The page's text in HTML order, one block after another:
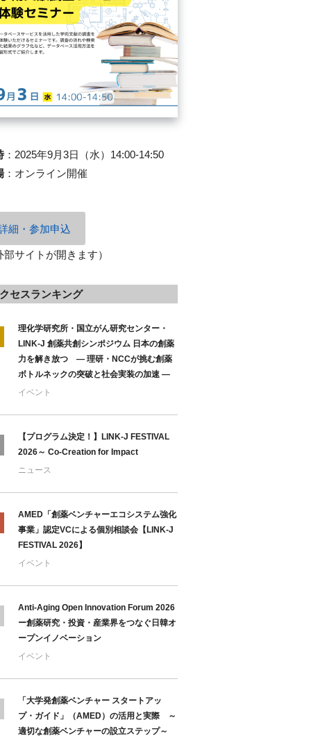
： 2025年9月3日（水）14:00-14:50
： オンライン開催
細・参加申込
部サイトが開きます）
セスランキング
理化学研究所・国立がん研究センター・
LINK-J 創薬共創シンポジウム 日本の創薬
力を解き放つ ― 理研・NCCが挑む創薬
ボトルネックの突破と社会実装の加速 ―
イベント
【プログラム決定！】LINK-J FESTIVAL
2026～ Co-Creation for Impact
ニュース
AMED「創薬ベンチャーエコシステム強化
事業」認定VCによる個別相談会【LINK-J
FESTIVAL 2026】
イベント
Anti-Aging Open Innovation Forum 2026
ー創薬研究・投資・産業界をつなぐ日韓オ
ープンイノベーション
イベント
「大学発創薬ベンチャー スタートアッ
プ・ガイド」（AMED）の活用と実際 ～
適切な創薬ベンチャーの設立ステップ～